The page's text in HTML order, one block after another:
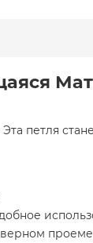
петля